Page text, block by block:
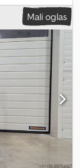
opreme:
kod),
Pregled i UVV
Uokr
Mali oglas